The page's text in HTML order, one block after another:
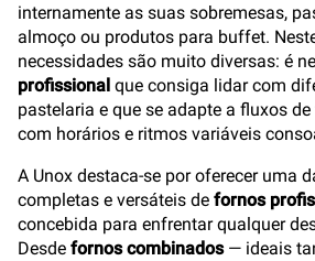
internamente as suas sobremesas,
almoço ou produtos para buffet.
necessidades são muito diversas: é
profissional que consiga lidar com
pastelaria e que se adapte a fluxos
com horários e ritmos variáveis
A Unox destaca-se por oferecer uma
completas e versáteis de fornos
concebida para enfrentar qualquer
Desde fornos combinados— ideais